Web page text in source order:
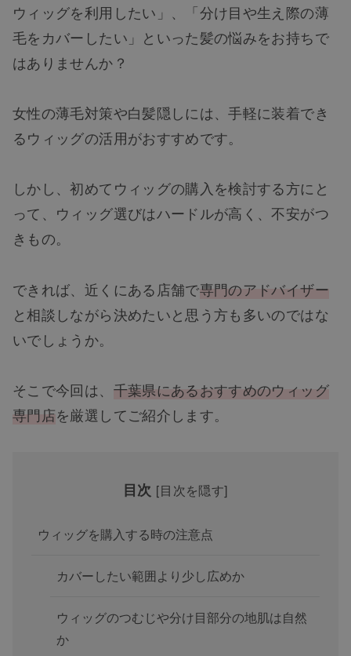
ウィッグを利用したい」、「分け目や生え際の薄
毛をカバーしたい」といった髪の悩みをお持ちで
はありませんか？
女性の薄毛対策や白髪隠しには、手軽に装着でき
るウィッグの活用がおすすめです。
しかし、初めてウィッグの購入を検討する方にと
って、ウィッグ選びはハードルが高く、不安がつ
きもの。
できれば、近くにある店舗で専門のアドバイザー
と相談しながら決めたいと思う方も多いのではな
いでしょうか。
そこで今回は、 千葉県にあるおすすめのウィッグ
専門店を厳選してご紹介します。
目次 [目次を隠す]
ウィッグを購入する時の注意点
カバーしたい範囲より少し広めか
ウィッグのつむじや分け目部分の地肌は自然
か